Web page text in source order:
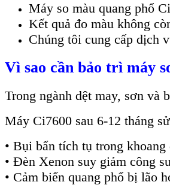
Máy so màu quang phổ
Kết quả đo màu không
Chúng tôi cung cấp dịch
Vì sao cần bảo trì máy
Trong ngành dệt may, sơn và
Máy Ci7600 sau 6-12 tháng
• Bụi bẩn tích tụ trong khoang
• Đèn Xenon suy giảm công
• Cảm biến quang phổ bị lão